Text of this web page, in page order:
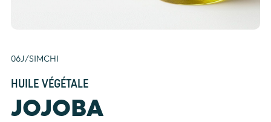
06J/SIMCHI
HUILE VÉGÉTALE
JOJOBA